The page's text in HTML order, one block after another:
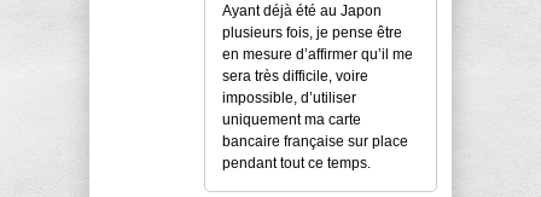
Ayant déjà été au Japon
plusieurs fois, je pense être
en mesure d’affirmer qu’il me
sera très difficile, voire
impossible, d’utiliser
uniquement ma carte
bancaire française sur place
pendant tout ce temps.